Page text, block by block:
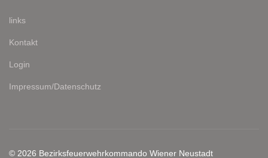
links
Kontakt
Login
Impressum/Datenschutz
© 2026 Bezirksfeuerwehrkommando Wiener Neustadt